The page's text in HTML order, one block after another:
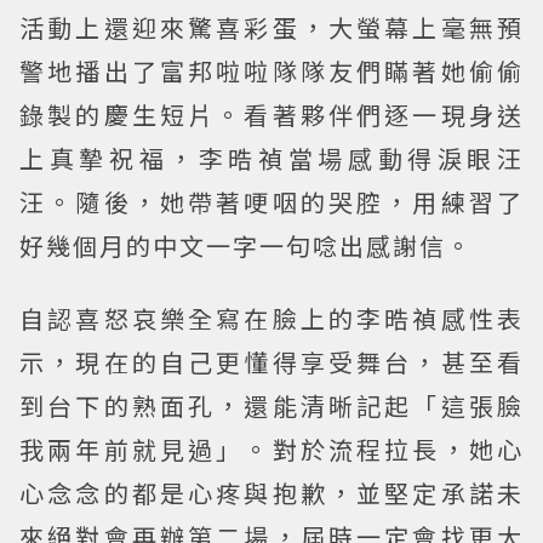
活動上還迎來驚喜彩蛋，大螢幕上毫無預
警地播出了富邦啦啦隊隊友們瞞著她偷偷
錄製的慶生短片。看著夥伴們逐一現身送
上真摯祝福，李晧禎當場感動得淚眼汪
汪。隨後，她帶著哽咽的哭腔，用練習了
好幾個月的中文一字一句唸出感謝信。
自認喜怒哀樂全寫在臉上的李晧禎感性表
示，現在的自己更懂得享受舞台，甚至看
到台下的熟面孔，還能清晰記起「這張臉
我兩年前就見過」。對於流程拉長，她心
心念念的都是心疼與抱歉，並堅定承諾未